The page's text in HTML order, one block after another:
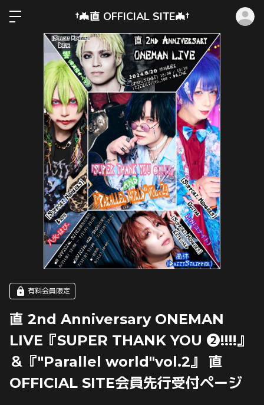
†🦇直 OFFICIAL SITE🦇†
有料会員限定
直 2nd Anniversary ONEMAN
LIVE『SUPER THANK YOU ❷!!!!』
＆『"Parallel world"vol.2』 直
OFFICIAL SITE会員先行受付ページ